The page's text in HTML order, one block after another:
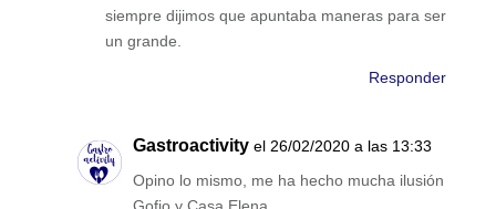
siempre dijimos que apuntaba maneras para ser
un grande.
Responder
Gastroactivity el 26/02/2020 a las 13:33
Opino lo mismo, me ha hecho mucha ilusión
Gofio y Casa Elena